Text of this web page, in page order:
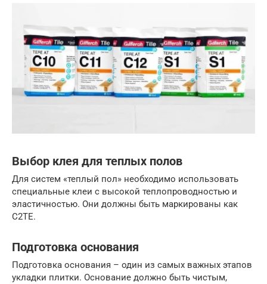
Выбор клея для теплых полов
Для систем «теплый пол» необходимо использовать
специальные клеи с высокой теплопроводностью и
эластичностью. Они должны быть маркированы как
C2TE.
Подготовка основания
Подготовка основания – один из самых важных этапов
укладки плитки. Основание должно быть чистым,